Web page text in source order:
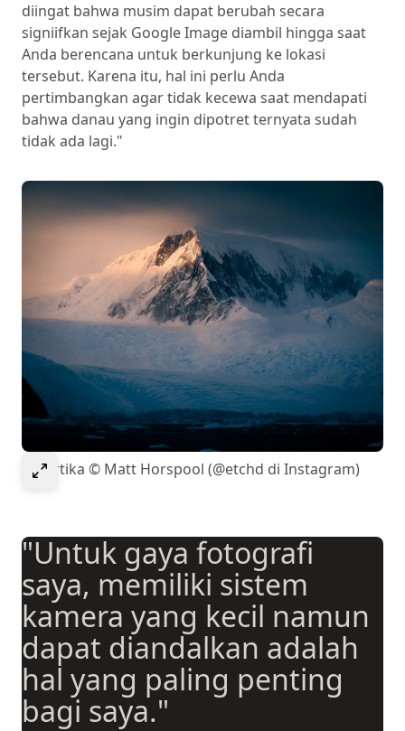
diingat bahwa musim dapat berubah secara
signiifkan sejak Google Image diambil hingga saat
Anda berencana untuk berkunjung ke lokasi
tersebut. Karena itu, hal ini perlu Anda
pertimbangkan agar tidak kecewa saat mendapati
bahwa danau yang ingin dipotret ternyata sudah
tidak ada lagi."
Select to expand image
Antartika © Matt Horspool (@etchd di Instagram)
"Untuk gaya fotografi
saya, memiliki sistem
kamera yang kecil namun
dapat diandalkan adalah
hal yang paling penting
bagi saya."